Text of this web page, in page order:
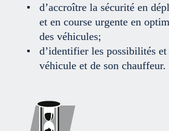
d’accroître la sécurité en
et en course urgente en
des véhicules;
d’identifier les possibilités
véhicule et de son chauffeur.